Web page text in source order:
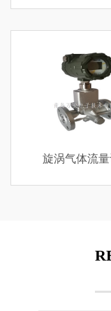
体流量计